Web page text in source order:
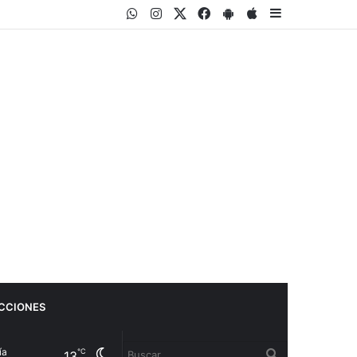
AppStore
PlayStore
Facebook
Twitter
Instagram
WhatsApp
℃